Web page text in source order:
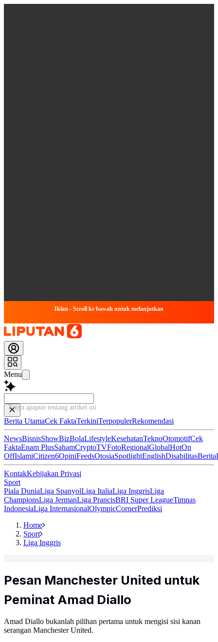
Iklan - Scroll ke bawah untuk melanjutkan
Menu
Tanya apapun tentang artikel i
Berita UtamaCek FaktaTerkiniTerpopulerRekomendasi
NewsBisnisShowBizBolaLifestyleKesehatanTeknoOtomotifCek
FaktaEnam PlusSahamCryptoTVFotoRegionalGlobalHotOn
OffIslamiCitizen6OpiniFeedsOtosiaSpotlightEnglishDisabilitasBerita
KontakKebijakan Privasi
Sport
Piala DuniaLiga SpanyolLiga ItaliaLiga InggrisLiga
ChampionsLiga JermanLiga PrancisBRI Super LeagueTimnas
IndonesiaLiga InternasionalOlympicCornerPrediksi
Home
Sport
Liga Inggris
Pesan Manchester United untuk
Peminat Amad Diallo
Amad Diallo bukanlah pilihan pertama untuk mengisi sisi kanan
serangan Manchester United.